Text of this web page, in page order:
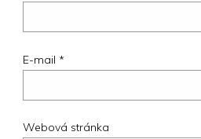
E-mail *
Webová stránka